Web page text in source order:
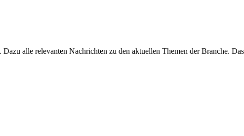
alle relevanten Nachrichten zu den aktuellen Themen der Branche.